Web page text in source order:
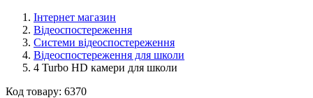
Інтернет магазин
Відеоспостереження
Системи відеоспостереження
Відеоспостереження для школи
4 Turbo HD камери для школи
Код товару: 6370